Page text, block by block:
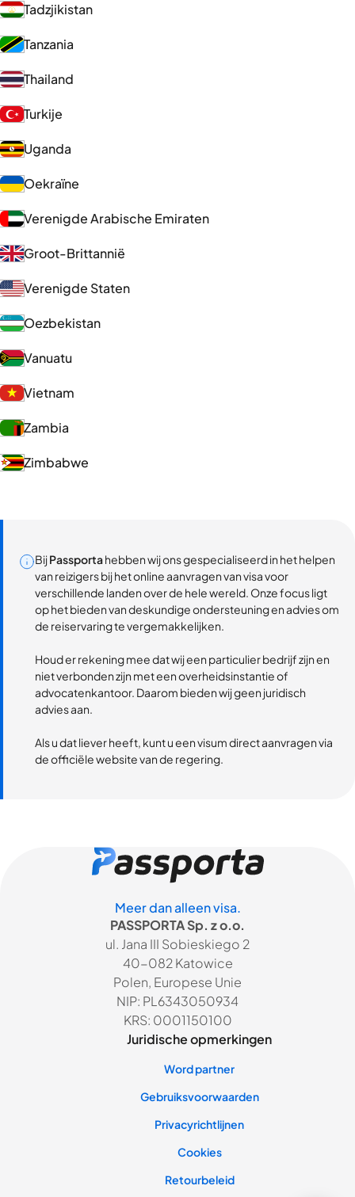
Tadzjikistan
Tanzania
Thailand
Turkije
Uganda
Oekraïne
Verenigde Arabische Emiraten
Groot-Brittannië
Verenigde Staten
Oezbekistan
Vanuatu
Vietnam
Zambia
Zimbabwe
BijPassportahebben wij ons gespecialiseerd in het helpen
van reizigers bij het online aanvragen van visa voor
verschillende landen over de hele wereld. Onze focus ligt
op het bieden van deskundige ondersteuning en advies om
de reiservaring te vergemakkelijken.
Houd er rekening mee dat wij een particulier bedrijf zijn en
niet verbonden zijn met een overheidsinstantie of
advocatenkantoor. Daarom bieden wij geen juridisch
advies aan.
Als u dat liever heeft, kunt u een visum direct aanvragen via
de officiële website van de regering.
Meer dan alleen visa.
PASSPORTA Sp. z o.o.
ul. Jana III Sobieskiego 2
40-082 Katowice
Polen, Europese Unie
NIP: PL6343050934
KRS: 0001150100
Juridische opmerkingen
Word partner
Gebruiksvoorwaarden
Privacyrichtlijnen
Cookies
Retourbeleid